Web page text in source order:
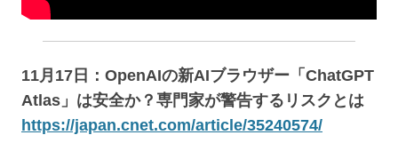
11月17日：OpenAIの新AIブラウザー「ChatGPT
Atlas」は安全か？専門家が警告するリスクとは
https://japan.cnet.com/article/35240574/